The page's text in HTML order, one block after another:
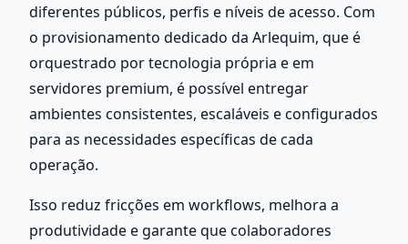
diferentes públicos, perfis e níveis de acesso. Com
o provisionamento dedicado da Arlequim, que é
orquestrado por tecnologia própria e em
servidores premium, é possível entregar
ambientes consistentes, escaláveis e configurados
para as necessidades específicas de cada
operação.
Isso reduz fricções em workflows, melhora a
produtividade e garante que colaboradores